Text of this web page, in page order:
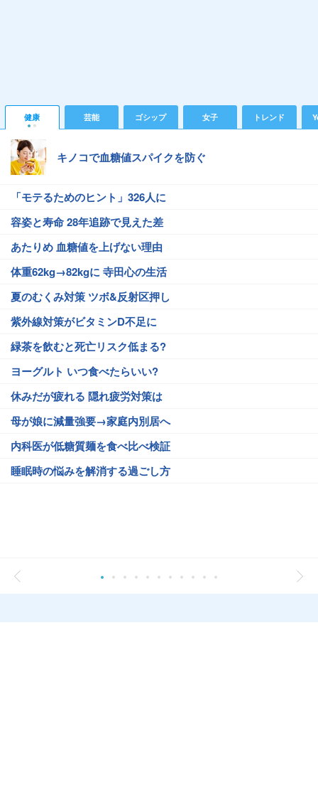
健康 芸能 ゴシップ 女子 トレンド
キノコで血糖値スパイクを防ぐ
「モテるためのヒント」326人に
容姿と寿命 28年追跡で見えた差
あたりめ 血糖値を上げない理由
体重62kg→82kgに 寺田心の生活
夏のむくみ対策 ツボ&反射区押し
紫外線対策がビタミンD不足に
緑茶を飲むと死亡リスク低まる?
ヨーグルト いつ食べたらいい?
休みだが疲れる 隠れ疲労対策は
母が娘に減量強要→家庭内別居へ
内科医が低糖質麺を食べ比べ検証
睡眠時の悩みを解消する過ごし方